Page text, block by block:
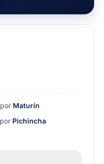
Maturín
Pichincha